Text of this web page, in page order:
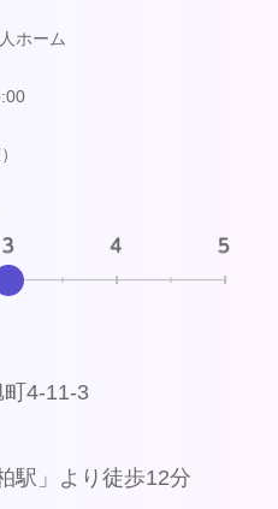
ホーム
4-11-3
駅」より徒歩12分